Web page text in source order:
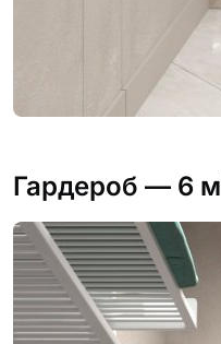
Гардероб — 6 м